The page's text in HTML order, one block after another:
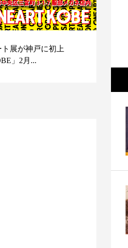
展が神戸に初上
」2月...
映